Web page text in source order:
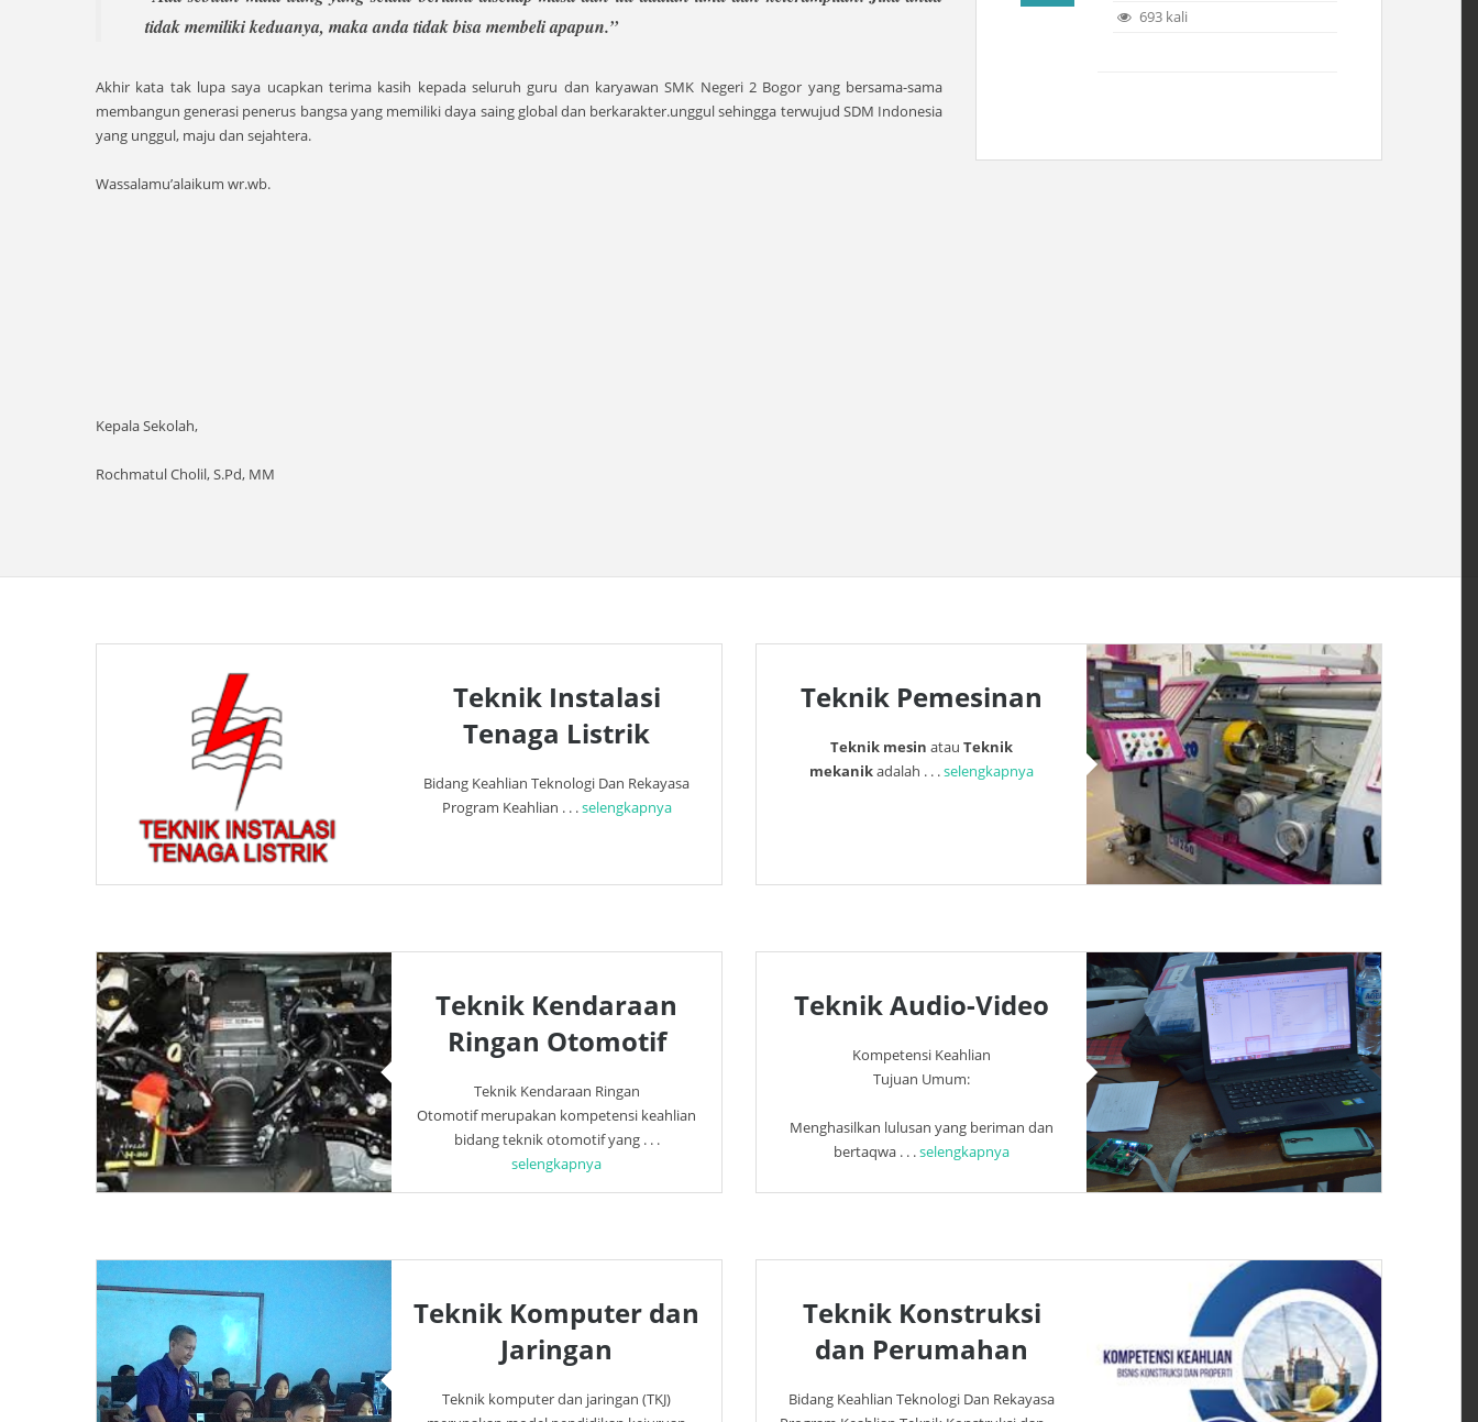
tidak memiliki keduanya, maka anda tidak bisa membeli apapun.”
Akhir kata tak lupa saya ucapkan terima kasih kepada seluruh guru dan karyawan SMK Negeri 2 Bogor yang bersama-sama
membangun generasi penerus bangsa yang memiliki daya saing global dan berkarakter.unggul sehingga terwujud SDM Indonesia
yang unggul, maju dan sejahtera.
Wassalamu’alaikum wr.wb.
Kepala Sekolah,
Rochmatul Cholil, S.Pd, MM
693 kali
Teknik Instalasi
Tenaga Listrik
Bidang Keahlian Teknologi Dan Rekayasa
Program Keahlian . . .selengkapnya
Teknik Pemesinan
Teknik mesin atau Teknik
mekanikadalah . . .selengkapnya
Teknik Kendaraan
Ringan Otomotif
Teknik Kendaraan Ringan
Otomotif merupakan kompetensi keahlian
bidang teknik otomotif yang . . .
selengkapnya
Teknik Audio-Video
Kompetensi Keahlian
Tujuan Umum:
Menghasilkan lulusan yang beriman dan
bertaqwa . . .selengkapnya
Teknik Komputer dan
Jaringan
Teknik komputer dan jaringan (TKJ)
Teknik Konstruksi
dan Perumahan
Bidang Keahlian Teknologi Dan Rekayasa